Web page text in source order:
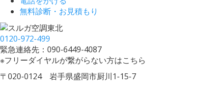
無料診断・お見積もり
0120-972-499
緊急連絡先：090-6449-4087
※フリーダイヤルが繋がらない方はこちら
〒020-0124 岩手県盛岡市厨川1-15-7